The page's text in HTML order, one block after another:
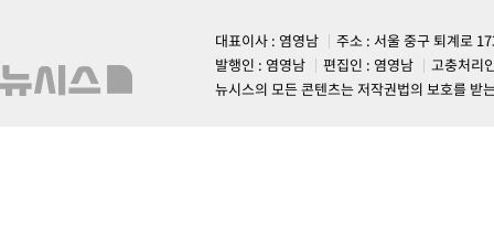
대표이사 : 염영남
주소 : 서울 중구 퇴계로
발행인 : 염영남
편집인 : 염영남
고충처리
뉴시스의 모든 콘텐츠는 저작권법의 보호를